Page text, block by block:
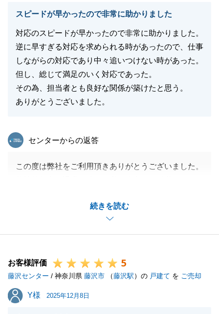
スピードが早かったので非常に助かりました
対応のスピードが早かったので非常に助かりました。
逆に早すぎる対応を求められる時があったので、仕事
しながらの対応であり中々追いつけない時があった。
但し、総じて満足のいく対応であった。
その為、担当者とも良好な関係が築けたと思う。
ありがとうございました。
続きを読む
東急リバブル
センターからの返答
この度は弊社をご利用頂きありがとうございました。
来、大変嬉しく思います。
境界明示、地目変更、残置物撤去、建物解体、滅失登
記などなど、多くのお願い事を致しましたが、全てス
今後とも、お気軽にご連絡を頂けますと幸いです。宜
しくお願いいたします。
お客様評価 5
藤沢センター / 神奈川県 藤沢市 （藤沢駅）の 戸建て を ご売却
Y様
Y様 2025年12月8日